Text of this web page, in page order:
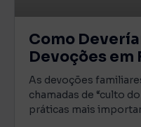
Como
Devoções em
As devoções
chamadas de “culto
práticas mais